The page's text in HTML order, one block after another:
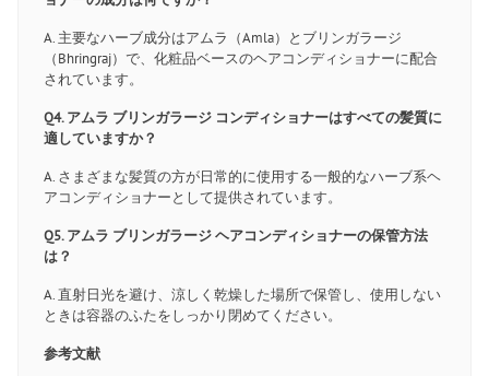
A. 主要なハーブ成分はアムラ（Amla）とブリンガラージ
（Bhringraj）で、化粧品ベースのヘアコンディショナーに配合
されています。
Q4. アムラ ブリンガラージ コンディショナーはすべての髪質に
適していますか？
A. さまざまな髪質の方が日常的に使用する一般的なハーブ系ヘ
アコンディショナーとして提供されています。
Q5. アムラ ブリンガラージ ヘアコンディショナーの保管方法
は？
A. 直射日光を避け、涼しく乾燥した場所で保管し、使用しない
ときは容器のふたをしっかり閉めてください。
参考文献